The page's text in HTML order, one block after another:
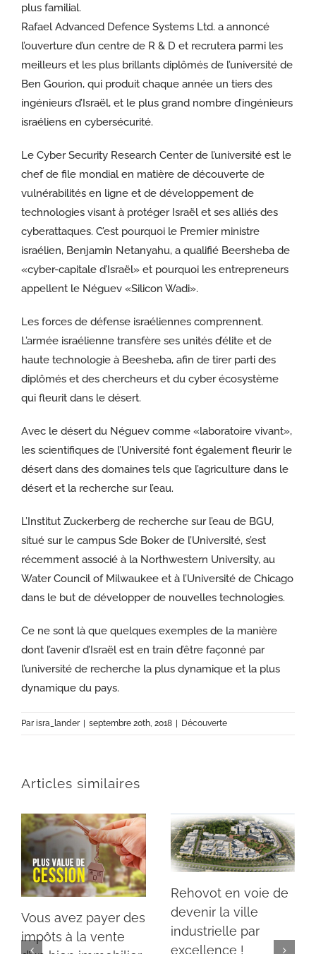
plus familial.
Rafael Advanced Defence Systems Ltd. a annoncé
l’ouverture d’un centre de R & D et recrutera parmi les
meilleurs et les plus brillants diplômés de l’université de
Ben Gourion, qui produit chaque année un tiers des
ingénieurs d’Israël, et le plus grand nombre d’ingénieurs
israéliens en cybersécurité.
Le Cyber ​​Security Research Center de l’université est le
chef de file mondial en matière de découverte de
vulnérabilités en ligne et de développement de
technologies visant à protéger Israël et ses alliés des
cyberattaques. C’est pourquoi le Premier ministre
israélien, Benjamin Netanyahu, a qualifié Beersheba de
«cyber-capitale d’Israël» et pourquoi les entrepreneurs
appellent le Néguev «Silicon Wadi».
Les forces de défense israéliennes comprennent.
L’armée israélienne transfère ses unités d’élite et de
haute technologie à Beesheba, afin de tirer parti des
diplômés et des chercheurs et du cyber écosystème
qui fleurit dans le désert.
Avec le désert du Néguev comme «laboratoire vivant»,
les scientifiques de l’Université font également fleurir le
désert dans des domaines tels que l’agriculture dans le
désert et la recherche sur l’eau.
L’Institut Zuckerberg de recherche sur l’eau de BGU,
situé sur le campus Sde Boker de l’Université, s’est
récemment associé à la Northwestern University, au
Water Council of Milwaukee et à l’Université de Chicago
dans le but de développer de nouvelles technologies.
Ce ne sont là que quelques exemples de la manière
dont l’avenir d’Israël est en train d’être façonné par
l’université de recherche la plus dynamique et la plus
dynamique du pays.
Parisra_lander septembre 20th, 2018 Découverte
Articles similaires
Vous avez payer des
impôts à la vente
Rehovot en voie de
devenir la ville
industrielle par
excellence !